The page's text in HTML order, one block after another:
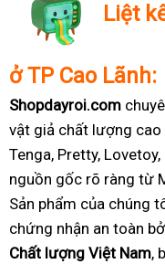
Liệt
ở TP Cao Lãnh:
Shopdayroi.com
vật giả chất lượng
Tenga, Pretty,
nguồn gốc rõ ràng từ
Sản phẩm của chúng
chứng nhận an toàn
Chất lượng Việt Nam,